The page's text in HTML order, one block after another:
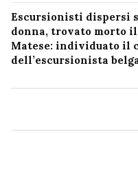
Escursionisti dispersi
donna, trovato morto il
Matese: individuato il
dell’escursionista